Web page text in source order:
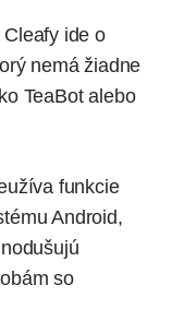
ide o
nemá žiadne
TeaBot alebo
funkcie
Android,
so